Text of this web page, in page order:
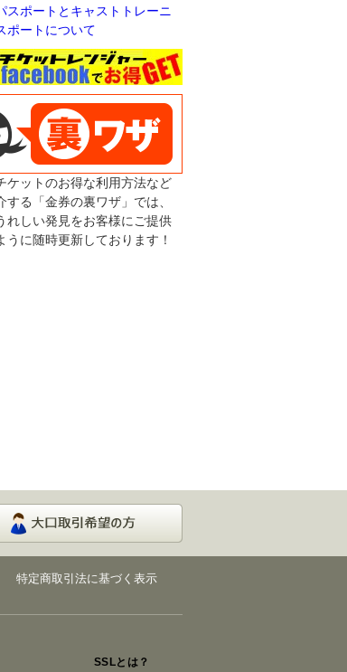
スポートとキャストトレーニ
ポートについて
ケットのお得な利用方法など
する「金券の裏ワザ」では、
れしい発見をお客様にご提供
うに随時更新しております！
特定商取引法に基づく表示
SSLとは？